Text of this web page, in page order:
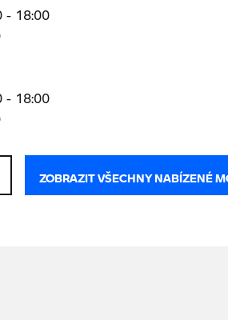
- 18:00
- 18:00
ZOBRAZIT VŠECHNY NABÍZENÉ